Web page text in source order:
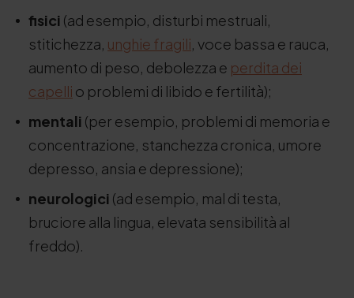
fisici (ad esempio, disturbi mestruali,
stitichezza, unghie fragili , voce bassa e rauca,
aumento di peso, debolezza e perdita dei
capelli o problemi di libido e fertilità);
mentali (per esempio, problemi di memoria e
concentrazione, stanchezza cronica, umore
depresso, ansia e depressione);
neurologici (ad esempio, mal di testa,
bruciore alla lingua, elevata sensibilità al
freddo).